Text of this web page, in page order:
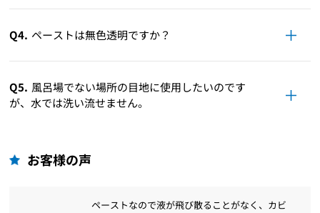
Q4. ペーストは無色透明ですか？
Q5. 風呂場でない場所の目地に使用したいのです
が、水では洗い流せません。
お客様の声
ペーストなので液が飛び散ることがなく、カビ